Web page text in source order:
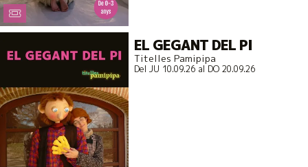
EL GEGANT DEL PI
Titelles Pamipipa
Del JU 10.09.26al DO 20.09.26